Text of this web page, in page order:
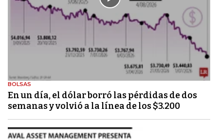
BOLSAS
En un día, el dólar borró las pérdidas de dos
semanas y volvió a la línea de los $3.200